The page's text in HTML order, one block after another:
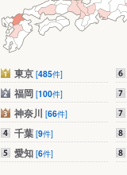
東京 [485件]
福岡 [100件]
神奈川 [66件]
千葉 [9件]
愛知 [6件]